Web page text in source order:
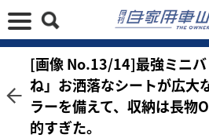
[画像 No.13/14]最強ミニ
ね」お洒落なシートが広大
ラーを備えて、収納は長物
的すぎた。